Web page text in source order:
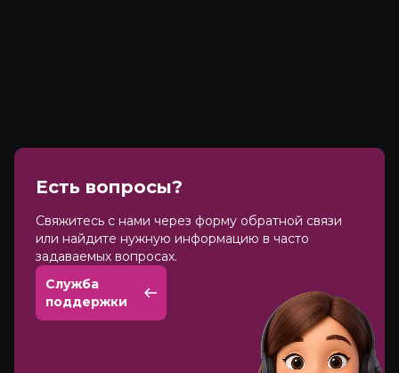
Есть вопросы?
Cвяжитесь с нами через форму обратной связи
или найдите нужную информацию в часто
задаваемых вопросах.
Служба
поддержки